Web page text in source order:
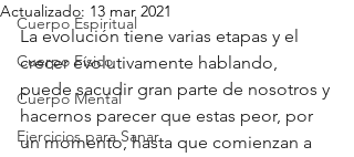
Cuerpo Espiritual
Cuerpo Físico
Cuerpo Mental
Ejercicios para Sanar
Actualizado: 13 mar 2021
La evolución tiene varias etapas y el
crecer evolutivamente hablando,
puede sacudir gran parte de nosotros y
hacernos parecer que estas peor, por
un momento, hasta que comienzan a